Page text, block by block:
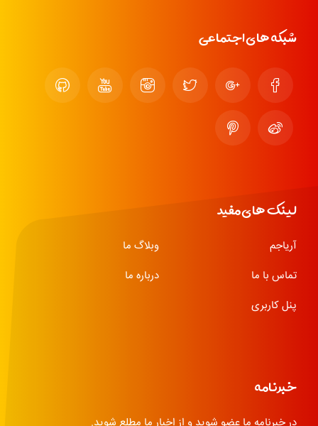
شبکه های اجتماعی
لینک های مفید
آریاجم
وبلاگ ما
تماس با ما
درباره ما
پنل کاربری
خبرنامه